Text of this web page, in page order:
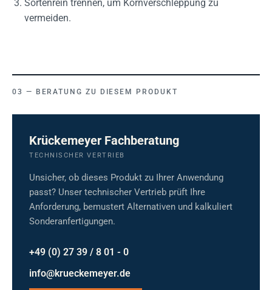
Sortenrein trennen, um Kornverschleppung zu
vermeiden.
BERATUNG ZU DIESEM PRODUKT
Krückemeyer Fachberatung
TECHNISCHER VERTRIEB
Unsicher, ob dieses Produkt zu Ihrer Anwendung
passt? Unser technischer Vertrieb prüft Ihre
Anforderung, bemustert Alternativen und kalkuliert
Sonderanfertigungen.
+49 (0) 27 39 / 8 01 - 0
info@krueckemeyer.de